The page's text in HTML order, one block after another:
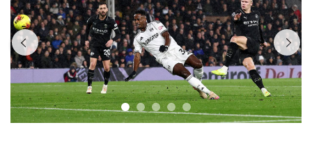
Previous Next